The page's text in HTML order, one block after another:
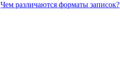
Чем различаются форматы записок?